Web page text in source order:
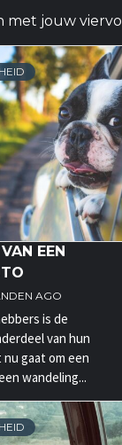
met jouw
EEN
AGO
is de
van hun
gaat om een
wandeling...